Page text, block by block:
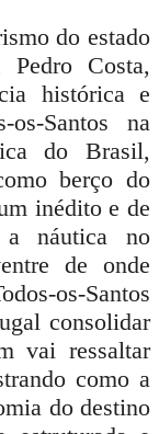
do estado
Costa,
histórica e
Santos na
do Brasil,
berço do
inédito e de
a náutica no
de onde
os-Santos
consolidar
vai ressaltar
como a
do destino